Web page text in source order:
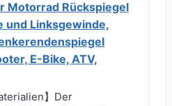
Motorrad Rückspiegel
und Linksgewinde,
E-Bike, ATV,
】Der